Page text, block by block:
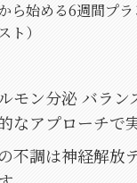
ら始める6週間プ
ト）
モン分泌 バラン
なアプローチで
不調は神経解放